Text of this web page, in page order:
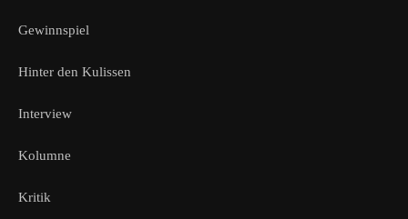
Gewinnspiel
Hinter den Kulissen
Interview
Kolumne
Kritik